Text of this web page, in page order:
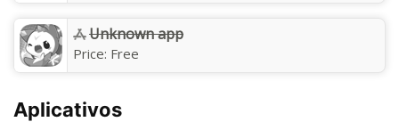
Unknown app
Price: Free
Aplicativos